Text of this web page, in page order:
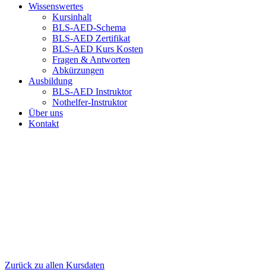
Wissenswertes
Kursinhalt
BLS-AED-Schema
BLS-AED Zertifikat
BLS-AED Kurs Kosten
Fragen & Antworten
Abkürzungen
Ausbildung
BLS-AED Instruktor
Nothelfer-Instruktor
Über uns
Kontakt
Zurück zu allen Kursdaten